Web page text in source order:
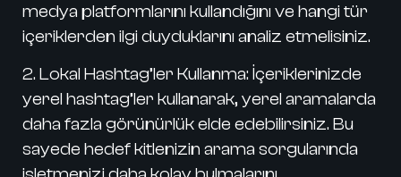
medya platformlarını kullandığını ve hangi tür
içeriklerden ilgi duyduklarını analiz etmelisiniz.
2. Lokal Hashtag’ler Kullanma: İçeriklerinizde
yerel hashtag’ler kullanarak, yerel aramalarda
daha fazla görünürlük elde edebilirsiniz. Bu
sayede hedef kitlenizin arama sorgularında